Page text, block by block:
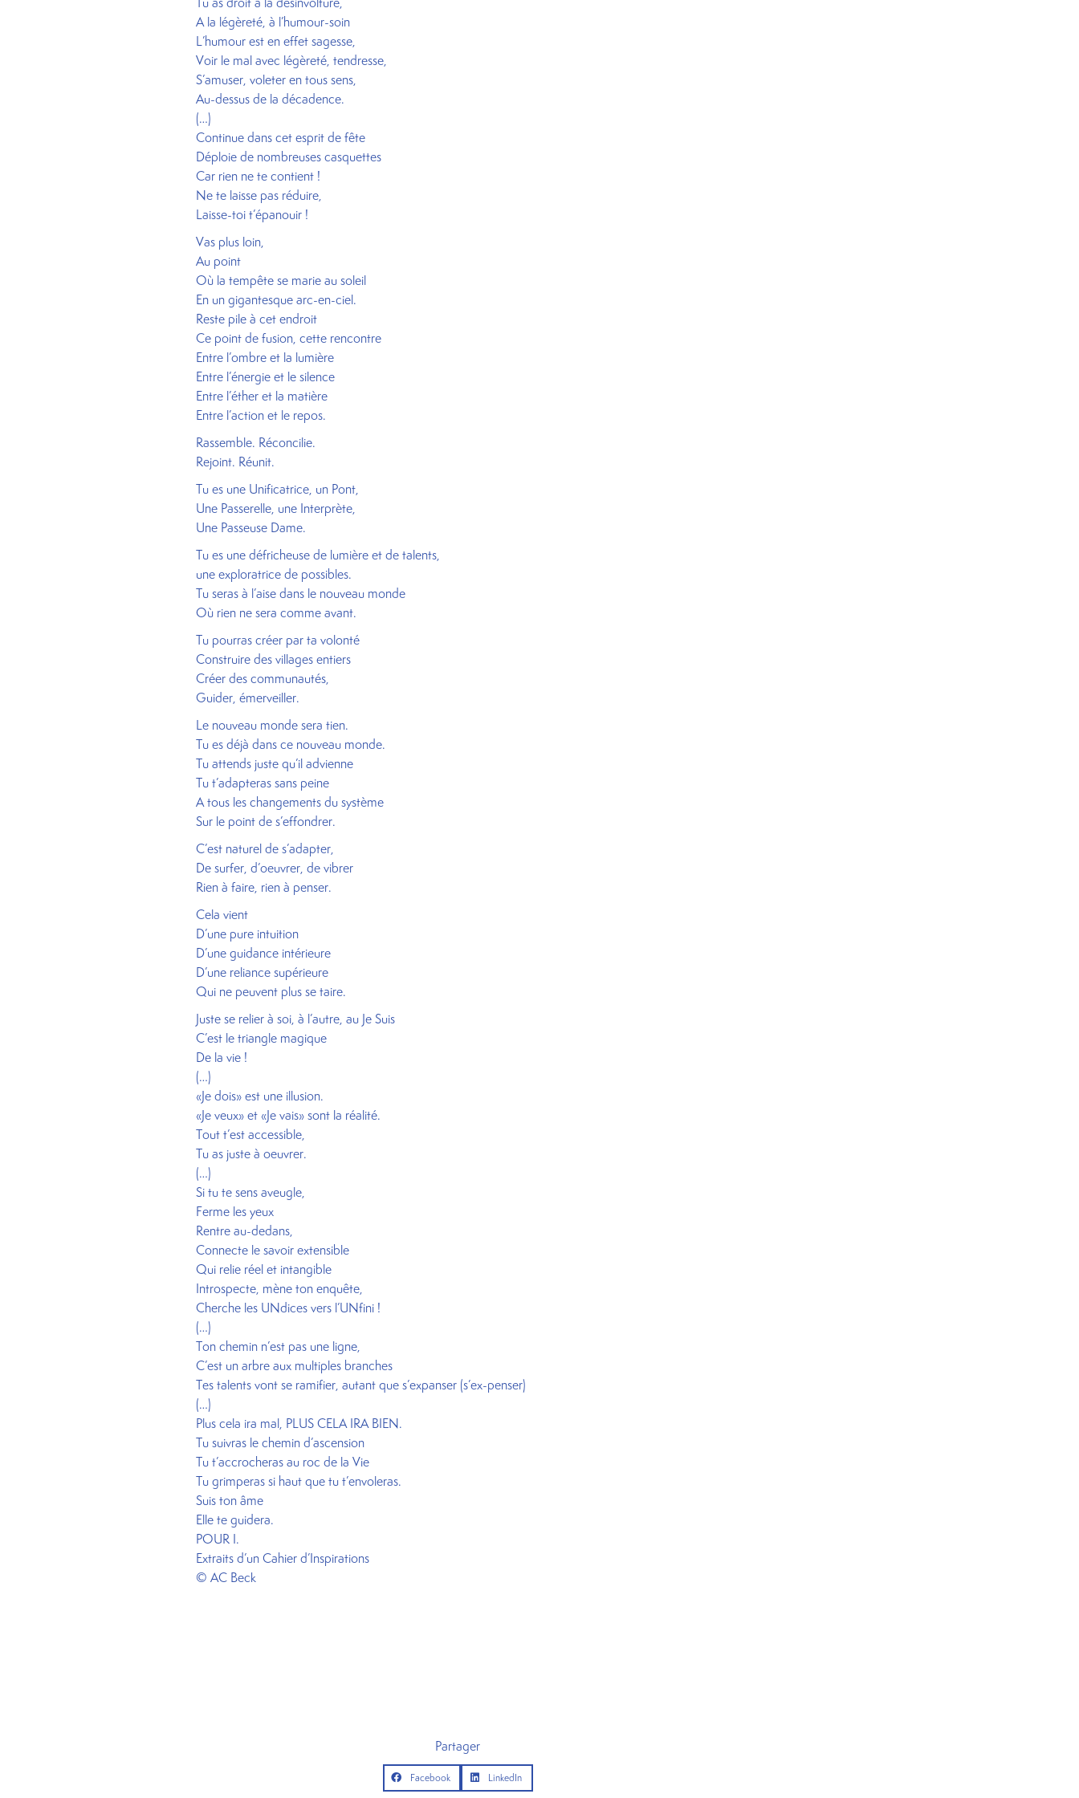
A la légèreté, à l’humour-soin
L’humour est en effet sagesse,
Voir le mal avec légèreté, tendresse,
S’amuser, voleter en tous sens,
Au-dessus de la décadence.
(…)
Continue dans cet esprit de fête
Déploie de nombreuses casquettes
Car rien ne te contient !
Ne te laisse pas réduire,
Laisse-toi t’épanouir !
Vas plus loin,
Au point
Où la tempête se marie au soleil
En un gigantesque arc-en-ciel.
Reste pile à cet endroit
Ce point de fusion, cette rencontre
Entre l’ombre et la lumière
Entre l’énergie et le silence
Entre l’éther et la matière
Entre l’action et le repos.
Rassemble. Réconcilie.
Rejoint. Réunit.
Tu es une Unificatrice, un Pont,
Une Passerelle, une Interprète,
Une Passeuse Dame.
Tu es une défricheuse de lumière et de talents,
une exploratrice de possibles.
Tu seras à l’aise dans le nouveau monde
Où rien ne sera comme avant.
Tu pourras créer par ta volonté
Construire des villages entiers
Créer des communautés,
Guider, émerveiller.
Le nouveau monde sera tien.
Tu es déjà dans ce nouveau monde.
Tu attends juste qu’il advienne
Tu t’adapteras sans peine
A tous les changements du système
Sur le point de s’effondrer.
C’est naturel de s’adapter,
De surfer, d’oeuvrer, de vibrer
Rien à faire, rien à penser.
Cela vient
D’une pure intuition
D’une guidance intérieure
D’une reliance supérieure
Qui ne peuvent plus se taire.
Juste se relier à soi, à l’autre, au Je Suis
C’est le triangle magique
De la vie !
(…)
«Je dois» est une illusion.
«Je veux» et «Je vais» sont la réalité.
Tout t’est accessible,
Tu as juste à oeuvrer.
(…)
Si tu te sens aveugle,
Ferme les yeux
Rentre au-dedans,
Connecte le savoir extensible
Qui relie réel et intangible
Introspecte, mène ton enquête,
Cherche les UNdices vers l’UNfini !
(…)
Ton chemin n’est pas une ligne,
C’est un arbre aux multiples branches
Tes talents vont se ramifier, autant que s’expanser (s’ex-penser)
(…)
Plus cela ira mal, PLUS CELA IRA BIEN.
Tu suivras le chemin d’ascension
Tu t’accrocheras au roc de la Vie
Tu grimperas si haut que tu t’envoleras.
Suis ton âme
Elle te guidera.
POUR I.
Extraits d’un Cahier d’Inspirations
© AC Beck
Partager
Facebook LinkedIn